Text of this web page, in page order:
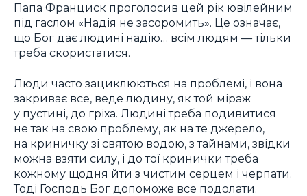
Папа Франциск проголосив цей рік ювілейним
під гаслом «Надія не засоромить». Це означає,
що Бог дає людині надію… всім людям — тільки
треба скористатися.
Люди часто зациклюються на проблемі, і вона
закриває все, веде людину, як той міраж
у пустині, до гріха. Людині треба подивитися
не так на свою проблему, як на те джерело,
на криничку зі святою водою, з тайнами, звідки
можна взяти силу, і до тої кринички треба
кожному щодня йти з чистим серцем і черпати.
Тоді Господь Бог допоможе все подолати.